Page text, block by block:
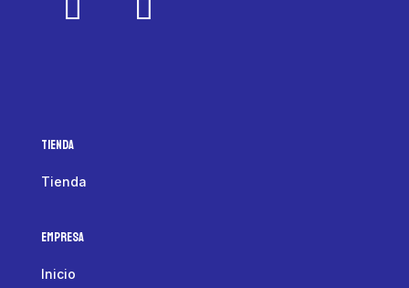
Tienda
Tienda
Empresa
Inicio